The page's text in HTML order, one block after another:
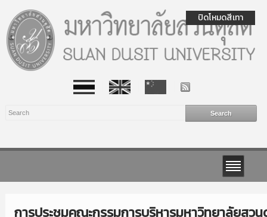
การประชุมคณะกรรมการบริหารมหาวิทยาลัยสว
ปิดโหมดสีเทา